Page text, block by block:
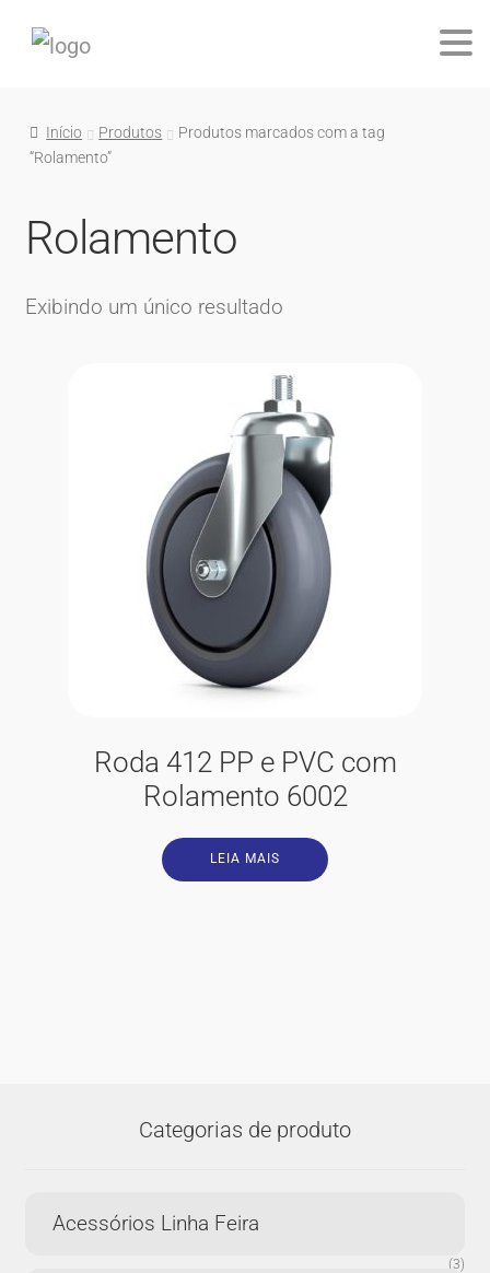
Início Produtos
Produtos marcados com a tag
“Rolamento”
Rolamento
Exibindo um único resultado
Roda 412 PP e PVC com
Rolamento 6002
LEIA MAIS
Categorias de produto
Acessórios Linha Feira
(3)